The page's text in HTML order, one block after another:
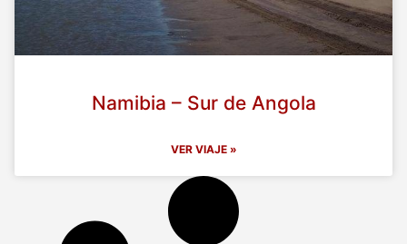
Namibia – Sur de Angola
VER VIAJE »